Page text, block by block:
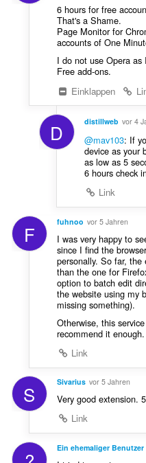
6 hours for free
That's a Shame.
Page Monitor for
accounts of One
I do not use Opera
Free add-ons.
Einklappen
D distillweb vor 4
@mav103: If
device as your
as low as 5
6 hours check
Link
F fuhnoo vor 5 Jahren
I was very happy to
since I find the
personally. So far, the
than the one for
option to batch edit
the website using my
missing something).
Otherwise, this
recommend it enough.
Link
S Sivarius vor 5 Jahren
Very good extension.
Link
Ein ehemaliger Benutzer